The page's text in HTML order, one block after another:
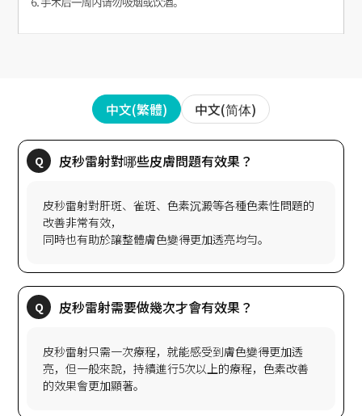
中文(繁體) 中文(简体)
皮秒雷射對肝斑、雀斑、色素沉澱等各種色素性問題的
改善非常有效，
皮秒雷射只需一次療程，就能感受到膚色變得更加透
亮，但一般來說，持續進行5次以上的療程，色素改善